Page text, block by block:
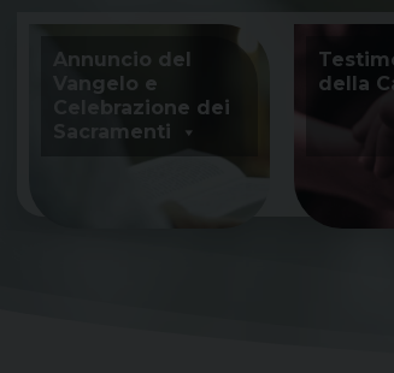
content
Annuncio del
Vangelo e
Celebrazione dei
Sacramenti
della